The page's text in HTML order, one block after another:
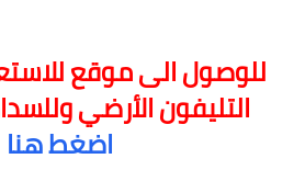
للوصول الى موقع
التليفون الأرضي
اضغط هنا